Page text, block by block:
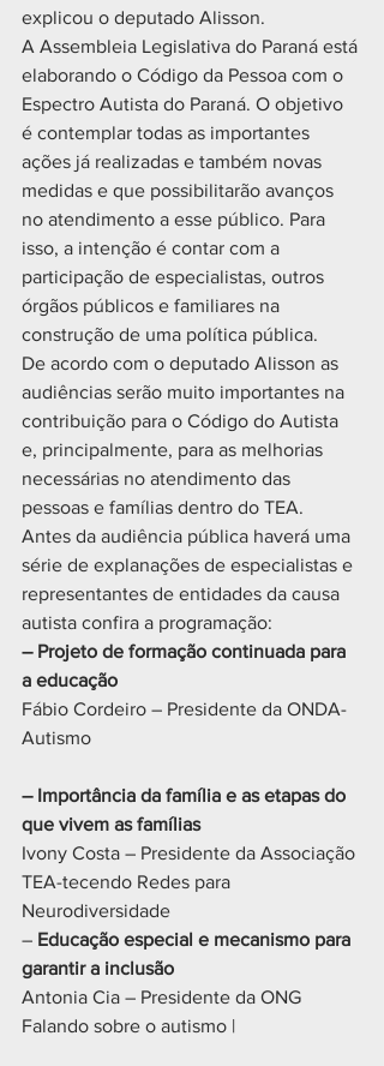
explicou o deputado Alisson.
A Assembleia Legislativa do Paraná está
elaborando o Código da Pessoa com o
Espectro Autista do Paraná. O objetivo
é contemplar todas as importantes
ações já realizadas e também novas
medidas e que possibilitarão avanços
no atendimento a esse público. Para
isso, a intenção é contar com a
participação de especialistas, outros
órgãos públicos e familiares na
construção de uma política pública.
De acordo com o deputado Alisson as
audiências serão muito importantes na
contribuição para o Código do Autista
e, principalmente, para as melhorias
necessárias no atendimento das
pessoas e famílias dentro do TEA.
Antes da audiência pública haverá uma
série de explanações de especialistas e
representantes de entidades da causa
autista confira a programação:
– Projeto de formação continuada para
a educação
Fábio Cordeiro – Presidente da ONDA-
Autismo
– Importância da família e as etapas do
que vivem as famílias
Ivony Costa – Presidente da Associação
TEA-tecendo Redes para
Neurodiversidade
– Educação especial e mecanismo para
garantir a inclusão
Antonia Cia – Presidente da ONG
Falando sobre o autismo |